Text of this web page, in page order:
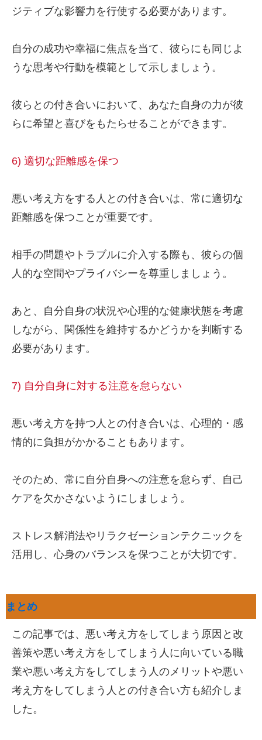
ジティブな影響力を行使する必要があります。
自分の成功や幸福に焦点を当て、彼らにも同じよ
うな思考や行動を模範として示しましょう。
彼らとの付き合いにおいて、あなた自身の力が彼
らに希望と喜びをもたらせることができます。
6) 適切な距離感を保つ
悪い考え方をする人との付き合いは、常に適切な
距離感を保つことが重要です。
相手の問題やトラブルに介入する際も、彼らの個
人的な空間やプライバシーを尊重しましょう。
あと、自分自身の状況や心理的な健康状態を考慮
しながら、関係性を維持するかどうかを判断する
必要があります。
7) 自分自身に対する注意を怠らない
悪い考え方を持つ人との付き合いは、心理的・感
情的に負担がかかることもあります。
そのため、常に自分自身への注意を怠らず、自己
ケアを欠かさないようにしましょう。
ストレス解消法やリラクゼーションテクニックを
活用し、心身のバランスを保つことが大切です。
まとめ
この記事では、悪い考え方をしてしまう原因と改
善策や悪い考え方をしてしまう人に向いている職
業や悪い考え方をしてしまう人のメリットや悪い
考え方をしてしまう人との付き合い方も紹介しま
した。